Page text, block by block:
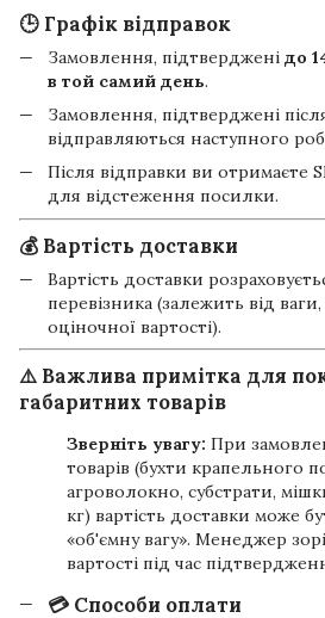
🕒 Графік відправок
Замовлення, підтверджені до
в той самий день.
Замовлення, підтверджені
відправляються наступного
Після відправки ви отримаєте
для відстеження посилки.
💰 Вартість доставки
Вартість доставки
перевізника (залежить від ваги,
оціночної вартості).
⚠️ Важлива примітка для
габаритних товарів
Зверніть увагу: При
товарів (бухти крапельного
агроволокно, субстрати,
кг) вартість доставки може
«об'ємну вагу». Менеджер
вартості під час
💳 Способи оплати